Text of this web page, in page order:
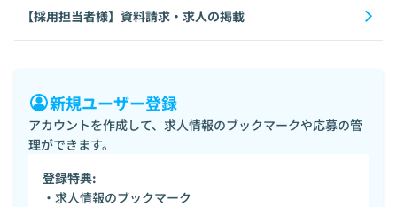
【採用担当者様】資料請求・求人の掲載
新規ユーザー登録
アカウントを作成して、求人情報のブックマークや応募の管
理ができます。
登録特典:
・求人情報のブックマーク